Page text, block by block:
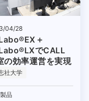
04/28
＋
でCALL
の効率運営を実現
社大学
品